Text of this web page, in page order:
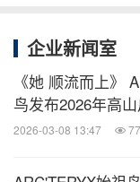
企业新闻室
《她 顺流而上》
鸟发布2026年高
2026-03-08 13:47